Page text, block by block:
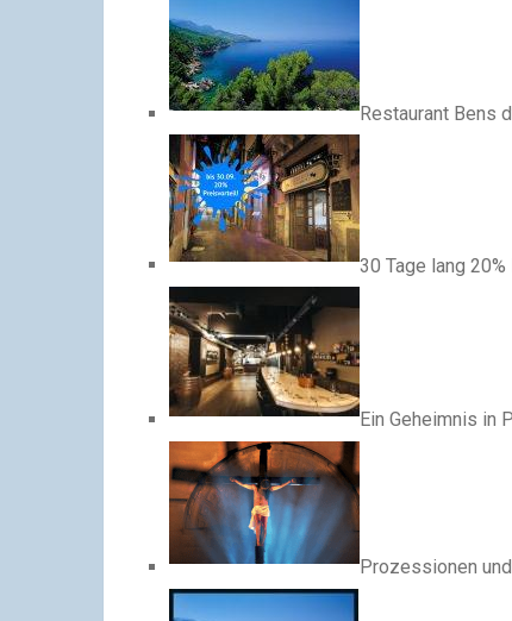
Restaurant Bens
30 Tage lang
Ein Geheimnis in
Prozessionen